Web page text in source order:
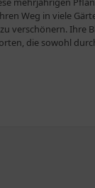
Weg in viele
verschönern. Ihre
die sowohl